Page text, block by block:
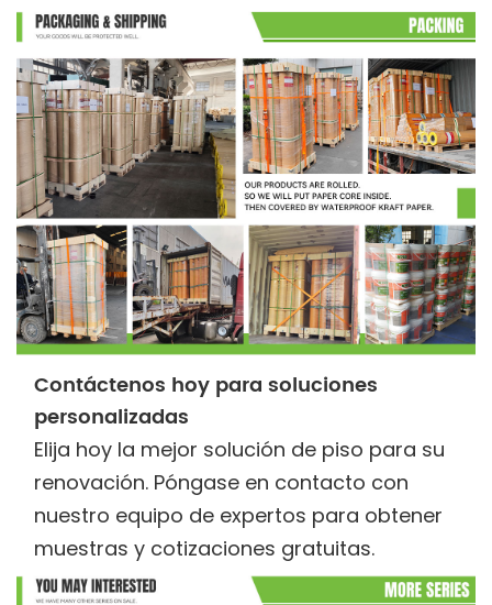
Contáctenos hoy para soluciones
personalizadas
Elija hoy la mejor solución de piso para su
renovación. Póngase en contacto con
nuestro equipo de expertos para obtener
muestras y cotizaciones gratuitas.